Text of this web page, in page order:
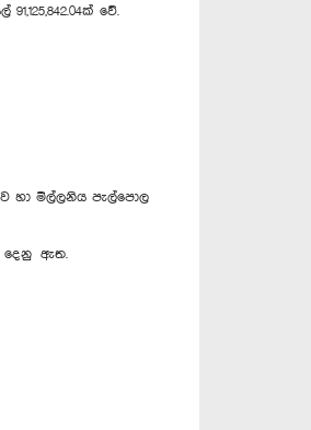
වේ.
හා මිල්ලනිය පැල්පොල
දෙනු ඇත.